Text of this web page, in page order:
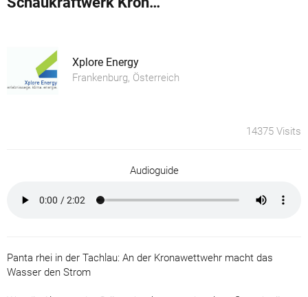
Xplore Energy
Frankenburg, Österreich
14375 Visits
Audioguide
Panta rhei in der Tachlau: An der Kronawettwehr macht das
Wasser den Strom